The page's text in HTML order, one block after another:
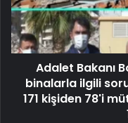
Adalet Bakanı
binalarla ilgili
171 kişiden 78'i